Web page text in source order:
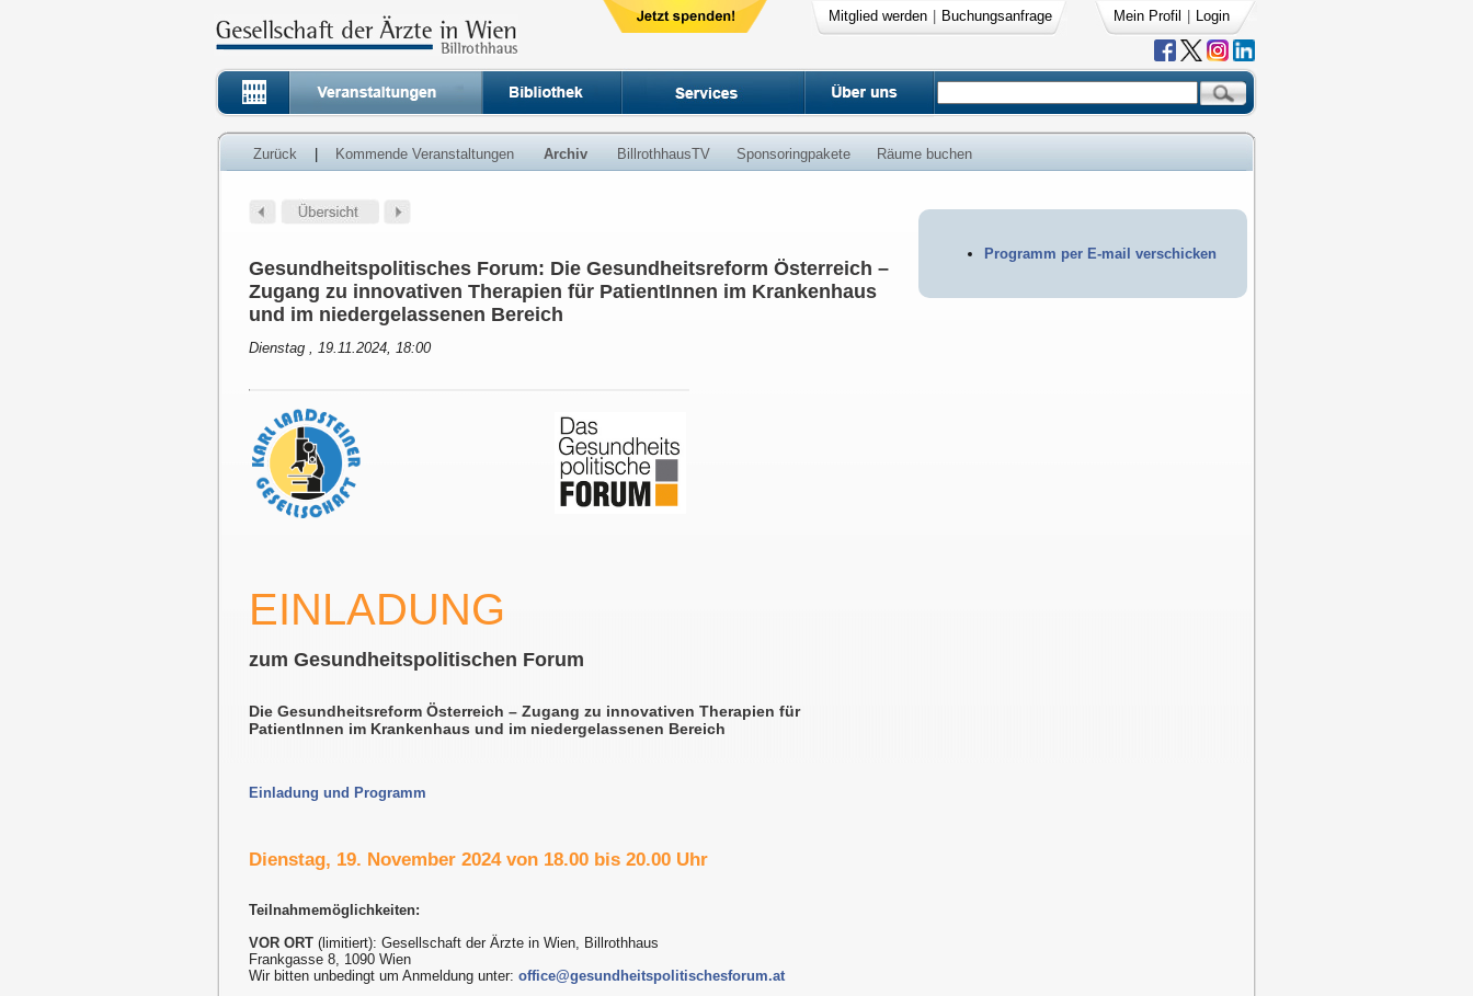
Mitglied werden Buchungsanfrage Mein Profil Login
Zurück Kommende Veranstaltungen Archiv BillrothhausTV Sponsoringpakete Räume buchen
Programm per E-mail verschicken
Gesundheitspolitisches Forum: Die Gesundheitsreform Österreich –
Zugang zu innovativen Therapien für PatientInnen im Krankenhaus
und im niedergelassenen Bereich
Dienstag , 19.11.2024, 18:00
EINLADUNG
zum Gesundheitspolitischen Forum
Die Gesundheitsreform Österreich – Zugang zu innovativen Therapien für
PatientInnen im Krankenhaus und im niedergelassenen Bereich
Einladung und Programm
Dienstag, 19. November 2024 von 18.00 bis 20.00 Uhr
Teilnahmemöglichkeiten:
VOR ORT (limitiert): Gesellschaft der Ärzte in Wien, Billrothhaus
Frankgasse 8, 1090 Wien
Wir bitten unbedingt um Anmeldung unter: office@gesundheitspolitischesforum.at